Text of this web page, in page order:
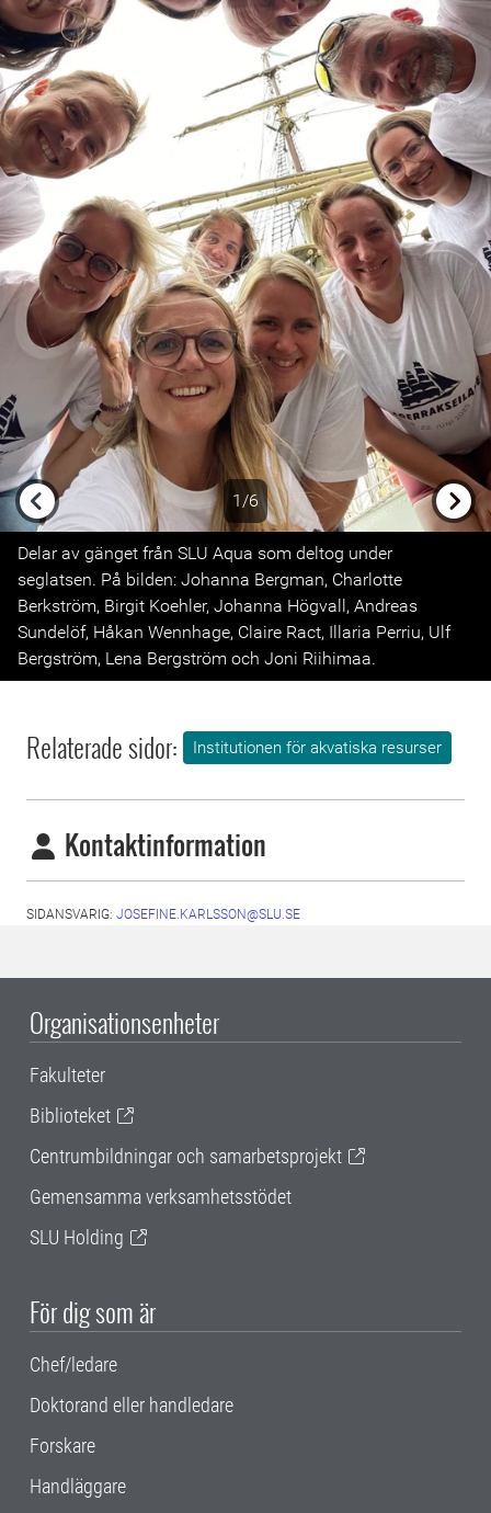
1/6
Previous
Delar av gänget från SLU Aqua som deltog under
seglatsen. På bilden: Johanna Bergman, Charlotte
Berkström, Birgit Koehler, Johanna Högvall, Andreas
Sundelöf, Håkan Wennhage, Claire Ract, Illaria Perriu, Ulf
Bergström, Lena Bergström och Joni Riihimaa.
Relaterade sidor: Institutionen för akvatiska resurser
Kontaktinformation
SIDANSVARIG: JOSEFINE.KARLSSON@SLU.SE
Organisationsenheter
Fakulteter
Biblioteket
Centrumbildningar och samarbetsprojekt
Gemensamma verksamhetsstödet
SLU Holding
För dig som är
Chef/ledare
Doktorand eller handledare
Forskare
Handläggare